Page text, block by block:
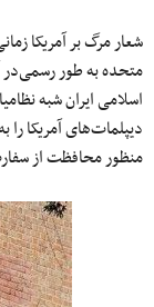
شعار مرگ بر آمریکا
اسلامی‌ ایران شبه
دیپلمات‌های آمریکا
منظور محافظت از